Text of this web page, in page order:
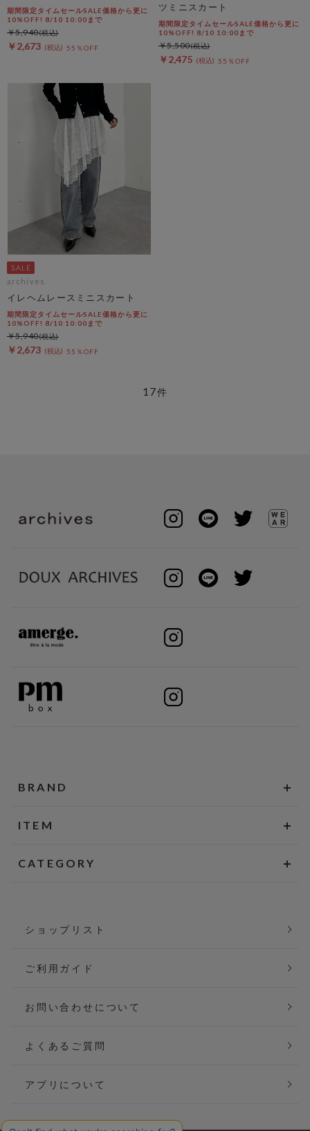
期間限定タイムセールSALE価格から更に
10%OFF! 8/10 10:00まで
￥2,673 55％OFF
￥5,940
ツミニスカート
期間限定タイムセールSALE価格から更に
10%OFF! 8/10 10:00まで
￥2,475 55％OFF
￥5,500
archives
イレヘムレースミニスカート
期間限定タイムセールSALE価格から更に
10%OFF! 8/10 10:00まで
￥2,673 55％OFF
￥5,940
17件
BRAND
ITEM
CATEGORY
ショップリスト
ご利用ガイド
お問い合わせについて
よくあるご質問
アプリについて